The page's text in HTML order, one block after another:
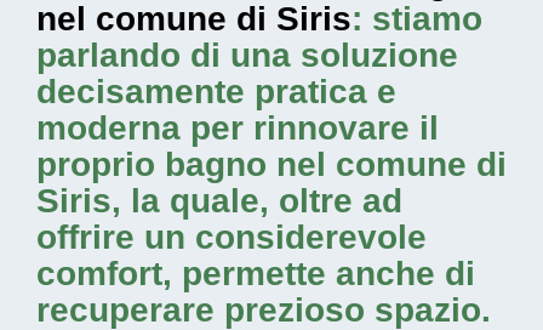
nel comune di Siris: stiamo
parlando di una soluzione
decisamente pratica e
moderna per rinnovare il
proprio bagno nel comune di
Siris, la quale, oltre ad
offrire un considerevole
comfort, permette anche di
recuperare prezioso spazio.